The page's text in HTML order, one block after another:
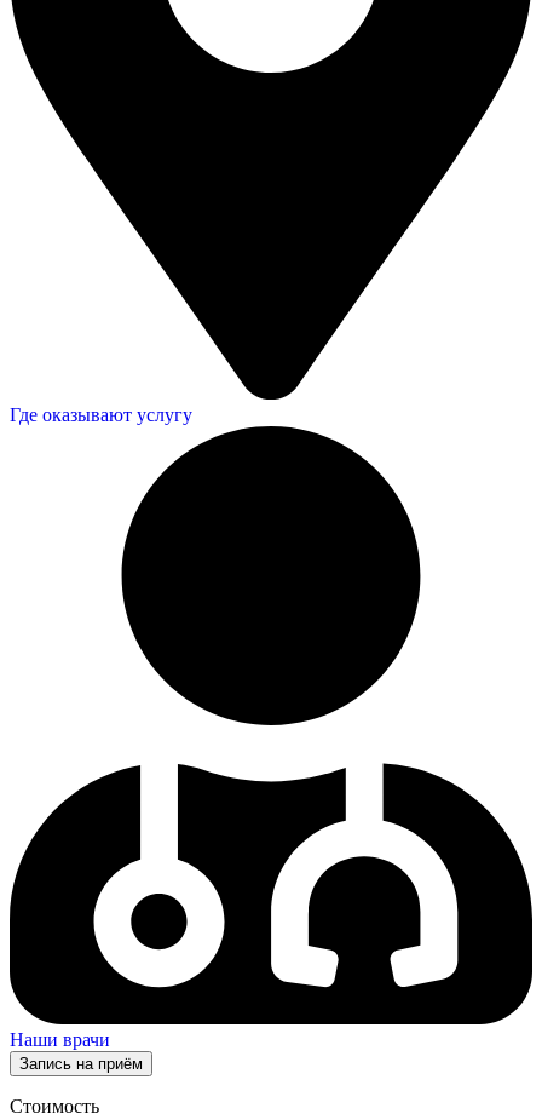
Где оказывают услугу
Наши врачи
Запись на приём
Стоимость